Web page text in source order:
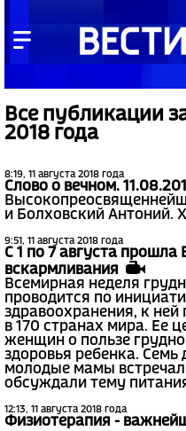
Все публикации
2018 года
8:19, 11 августа 2018 года
Слово о вечном.
и Болховский Антоний.
9:51, 11 августа 2018 года
С 1 по 7 августа прошла
вскармливания
Всемирная неделя
проводится по
здравоохранения, к ней
в 170 странах мира. Ее
женщин о пользе
здоровья ребенка.
молодые мамы
обсуждали тему
12:13, 11 августа 2018 года
Физиотерапия -